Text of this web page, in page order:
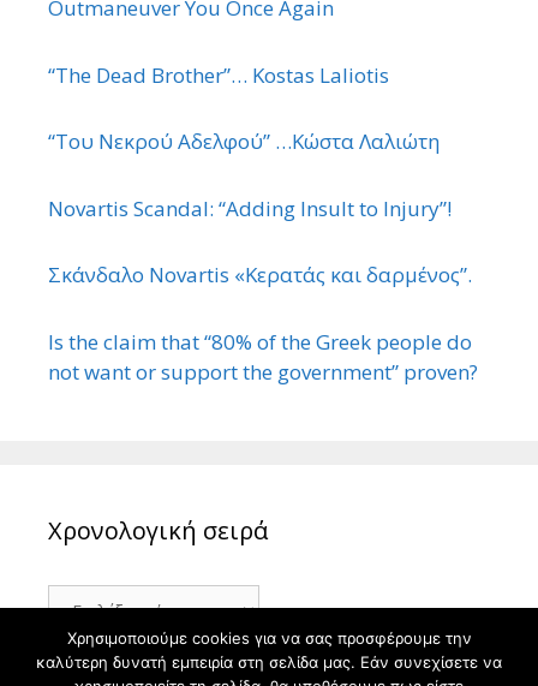
Outmaneuver You Once Again
“The Dead Brother”… Kostas Laliotis
“Του Νεκρού Αδελφού” …Κώστα Λαλιώτη
Novartis Scandal: “Adding Insult to Injury”!
Σκάνδαλο Novartis «Κερατάς και δαρμένος”.
Is the claim that “80% of the Greek people do
not want or support the government” proven?
Χρονολογική σειρά
Χρονολογική
σειρά
Χρησιμοποιούμε cookies για να σας προσφέρουμε την
καλύτερη δυνατή εμπειρία στη σελίδα μας. Εάν συνεχίσετε να